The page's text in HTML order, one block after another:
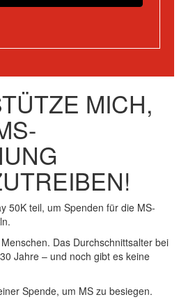
MICH,
50K teil, um Spenden für die MS-
Das Durchschnittsalter bei
Jahre – und noch gibt es keine
Spende, um MS zu besiegen.